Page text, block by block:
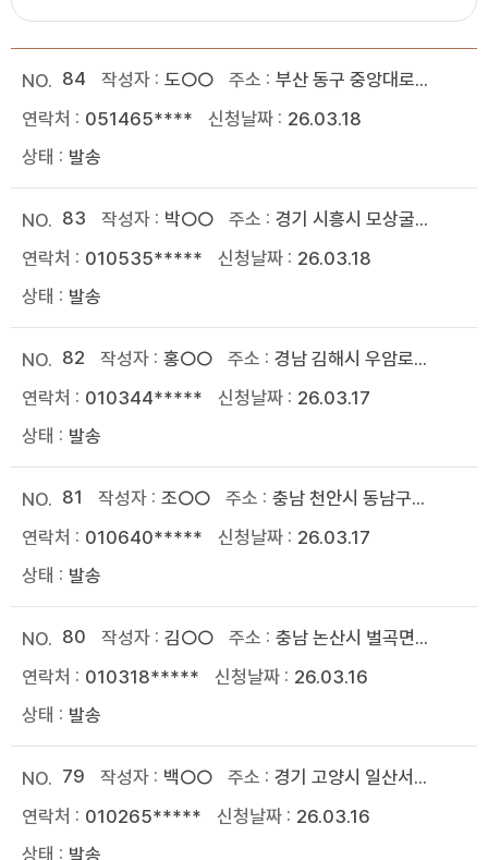
84 도○○
부산 동구 중앙대로...
051465****
26.03.18
발송
83 박○○
경기 시흥시 모상굴...
010535*****
26.03.18
발송
82 홍○○
경남 김해시 우암로...
010344*****
26.03.17
발송
81 조○○
충남 천안시 동남구...
010640*****
26.03.17
발송
80 김○○
충남 논산시 벌곡면...
010318*****
26.03.16
발송
79 백○○
경기 고양시 일산서...
010265*****
26.03.16
발송